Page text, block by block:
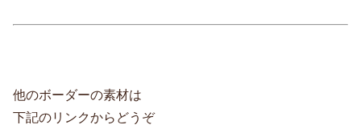
他のボーダーの素材は
下記のリンクからどうぞ